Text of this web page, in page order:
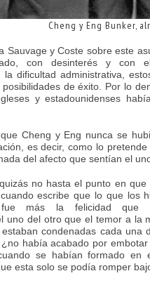
Cheng y Eng Bunker,
Sauvage y Coste sobre este
con desinterés y con
dificultad administrativa,
de éxito. Por lo
y estadounidenses
Cheng y Eng nunca se
es decir, como lo
del afecto que sentían el
no hasta el punto en que
escribe que lo que los
más la felicidad que
uno del otro que el temor a la
condenadas cada una
había acabado por
se habían formado en
esta solo se podía romper